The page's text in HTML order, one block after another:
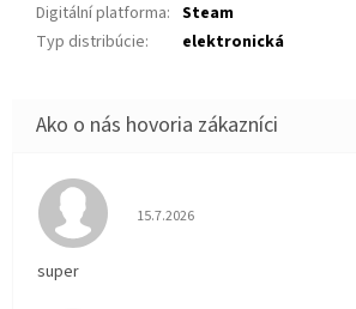
Digitální platforma: Steam
Typ distribúcie: elektronická
Hodnotenie obchodu je 5 z 5
15.7.2026
super